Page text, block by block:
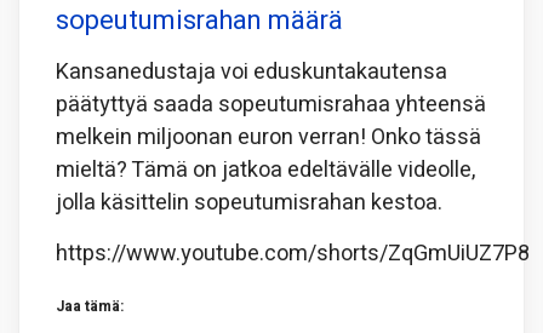
sopeutumisrahan määrä
Kansanedustaja voi eduskuntakautensa
päätyttyä saada sopeutumisrahaa yhteensä
melkein miljoonan euron verran! Onko tässä
mieltä? Tämä on jatkoa edeltävälle videolle,
jolla käsittelin sopeutumisrahan kestoa.
https://www.youtube.com/shorts/ZqGmUiUZ7P8
Jaa tämä: